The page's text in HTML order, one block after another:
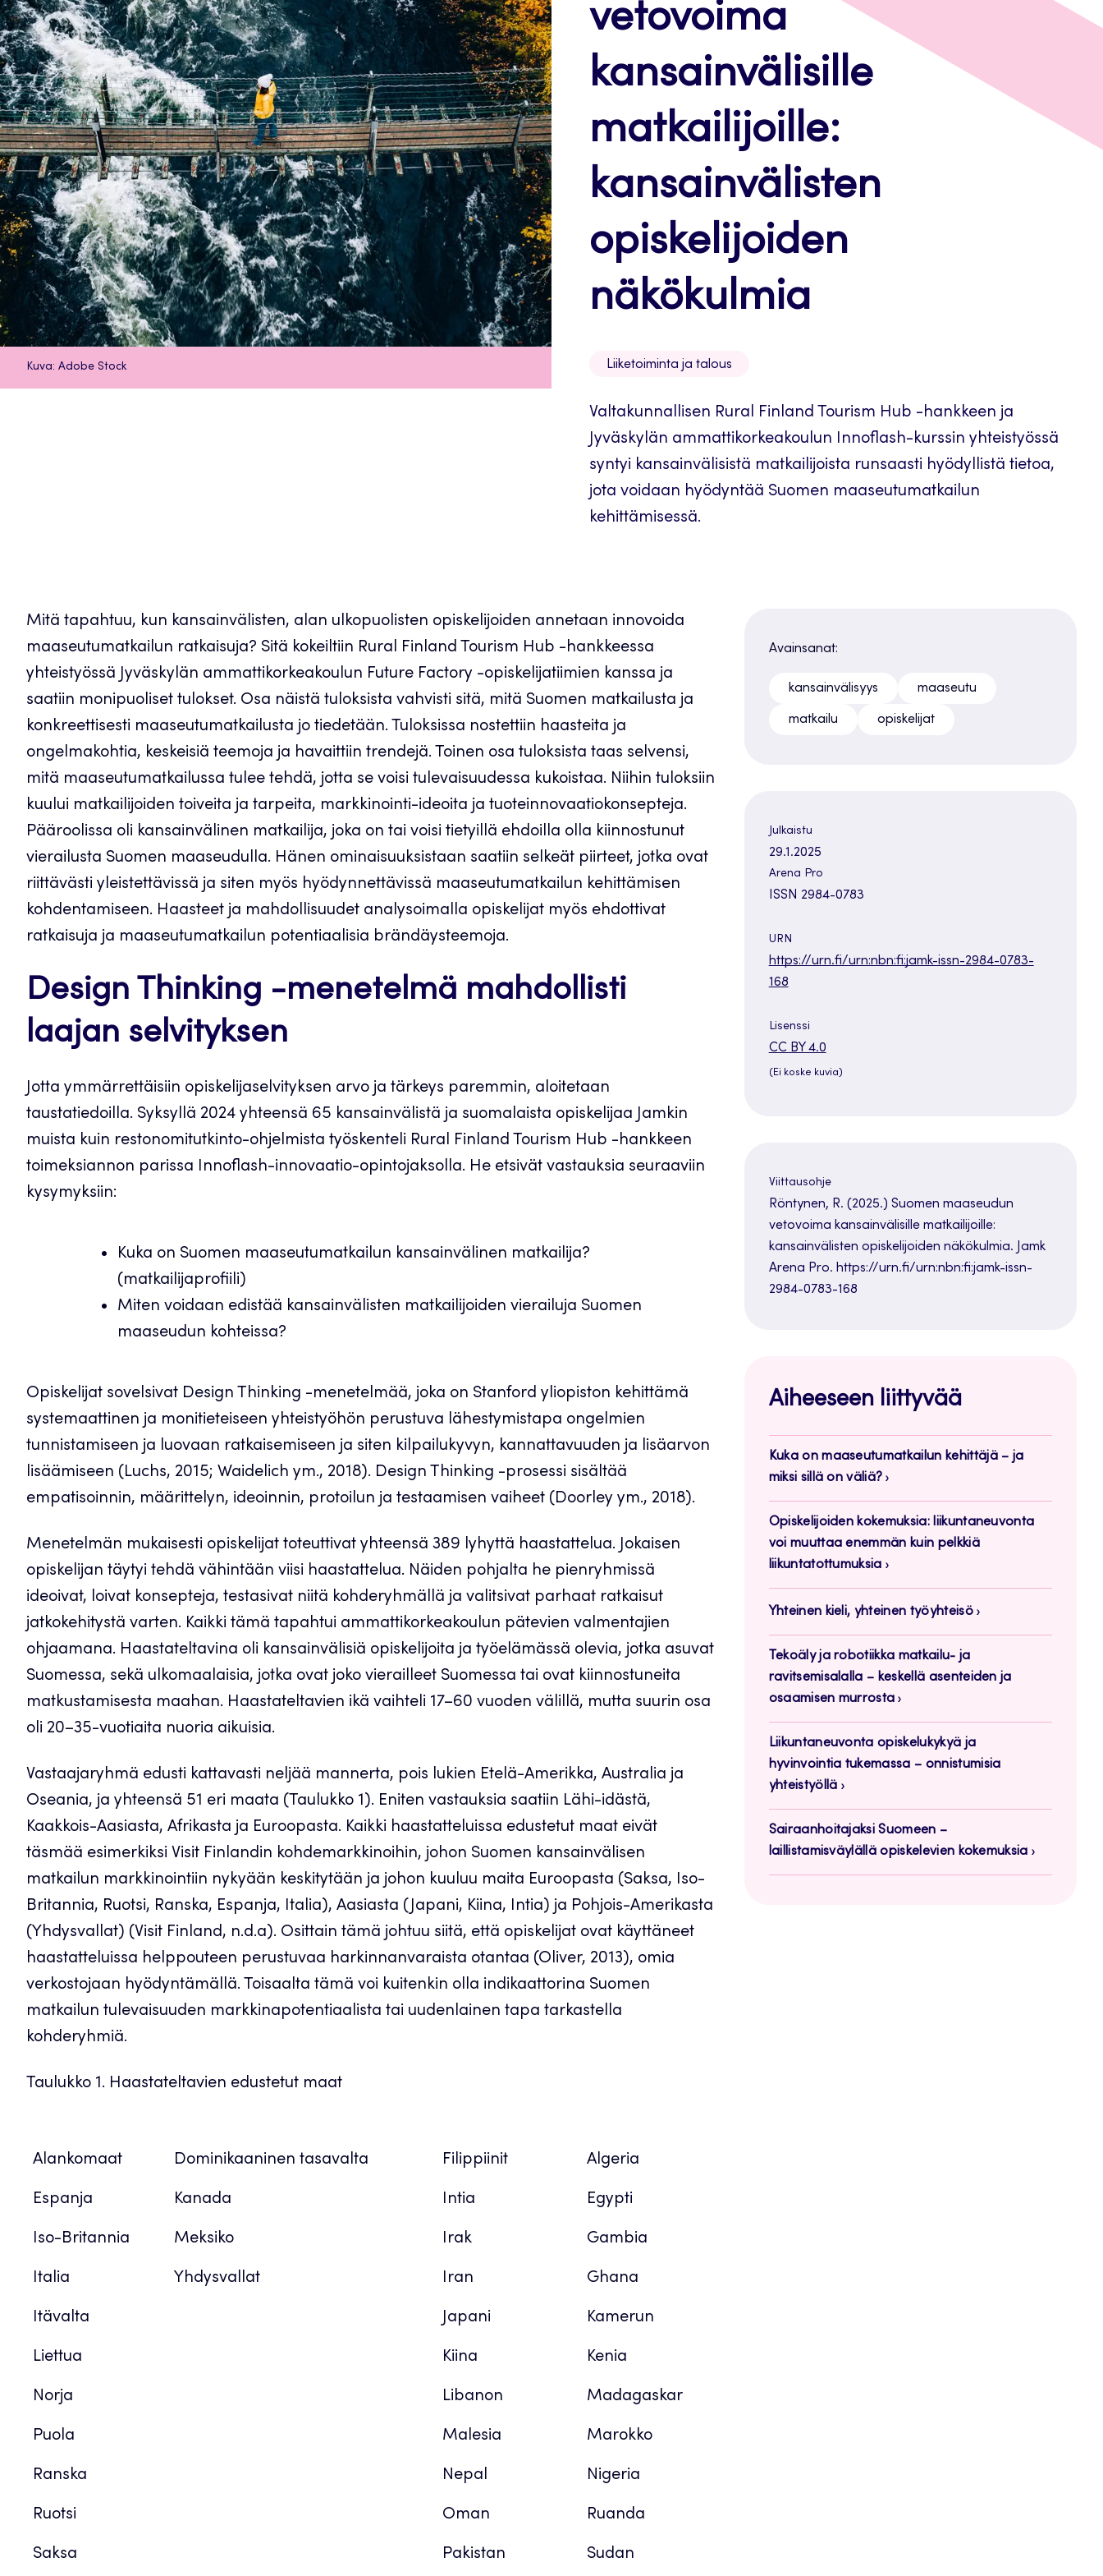
Kuva: Adobe Stock
vetovoima
kansainvälisille
matkailijoille:
kansainvälisten
opiskelijoiden
näkökulmia
Liiketoiminta ja talous
Valtakunnallisen Rural Finland Tourism Hub -hankkeen ja
Jyväskylän ammattikorkeakoulun Innoflash-kurssin yhteistyössä
syntyi kansainvälisistä matkailijoista runsaasti hyödyllistä tietoa,
jota voidaan hyödyntää Suomen maaseutumatkailun
kehittämisessä.
Mitä tapahtuu, kun kansainvälisten, alan ulkopuolisten opiskelijoiden annetaan innovoida
maaseutumatkailun ratkaisuja? Sitä kokeiltiin Rural Finland Tourism Hub -hankkeessa
yhteistyössä Jyväskylän ammattikorkeakoulun Future Factory -opiskelijatiimien kanssa ja
saatiin monipuoliset tulokset. Osa näistä tuloksista vahvisti sitä, mitä Suomen matkailusta ja
konkreettisesti maaseutumatkailusta jo tiedetään. Tuloksissa nostettiin haasteita ja
ongelmakohtia, keskeisiä teemoja ja havaittiin trendejä. Toinen osa tuloksista taas selvensi,
mitä maaseutumatkailussa tulee tehdä, jotta se voisi tulevaisuudessa kukoistaa. Niihin tuloksiin
kuului matkailijoiden toiveita ja tarpeita, markkinointi-ideoita ja tuoteinnovaatiokonsepteja.
Pääroolissa oli kansainvälinen matkailija, joka on tai voisi tietyillä ehdoilla olla kiinnostunut
vierailusta Suomen maaseudulla. Hänen ominaisuuksistaan saatiin selkeät piirteet, jotka ovat
riittävästi yleistettävissä ja siten myös hyödynnettävissä maaseutumatkailun kehittämisen
kohdentamiseen. Haasteet ja mahdollisuudet analysoimalla opiskelijat myös ehdottivat
ratkaisuja ja maaseutumatkailun potentiaalisia brändäysteemoja.
Design Thinking -menetelmä mahdollisti
laajan selvityksen
Jotta ymmärrettäisiin opiskelijaselvityksen arvo ja tärkeys paremmin, aloitetaan
taustatiedoilla. Syksyllä 2024 yhteensä 65 kansainvälistä ja suomalaista opiskelijaa Jamkin
muista kuin restonomitutkinto-ohjelmista työskenteli Rural Finland Tourism Hub -hankkeen
toimeksiannon parissa Innoflash-innovaatio-opintojaksolla. He etsivät vastauksia seuraaviin
kysymyksiin:
Kuka on Suomen maaseutumatkailun kansainvälinen matkailija?
(matkailijaprofiili)
Miten voidaan edistää kansainvälisten matkailijoiden vierailuja Suomen
maaseudun kohteissa?
Opiskelijat sovelsivat Design Thinking -menetelmää, joka on Stanford yliopiston kehittämä
systemaattinen ja monitieteiseen yhteistyöhön perustuva lähestymistapa ongelmien
tunnistamiseen ja luovaan ratkaisemiseen ja siten kilpailukyvyn, kannattavuuden ja lisäarvon
lisäämiseen (Luchs, 2015; Waidelich ym., 2018). Design Thinking -prosessi sisältää
empatisoinnin, määrittelyn, ideoinnin, protoilun ja testaamisen vaiheet (Doorley ym., 2018).
Menetelmän mukaisesti opiskelijat toteuttivat yhteensä 389 lyhyttä haastattelua. Jokaisen
opiskelijan täytyi tehdä vähintään viisi haastattelua. Näiden pohjalta he pienryhmissä
ideoivat, loivat konsepteja, testasivat niitä kohderyhmällä ja valitsivat parhaat ratkaisut
jatkokehitystä varten. Kaikki tämä tapahtui ammattikorkeakoulun pätevien valmentajien
ohjaamana. Haastateltavina oli kansainvälisiä opiskelijoita ja työelämässä olevia, jotka asuvat
Suomessa, sekä ulkomaalaisia, jotka ovat joko vierailleet Suomessa tai ovat kiinnostuneita
matkustamisesta maahan. Haastateltavien ikä vaihteli 17–60 vuoden välillä, mutta suurin osa
oli 20–35-vuotiaita nuoria aikuisia.
Vastaajaryhmä edusti kattavasti neljää mannerta, pois lukien Etelä-Amerikka, Australia ja
Oseania, ja yhteensä 51 eri maata (Taulukko 1). Eniten vastauksia saatiin Lähi-idästä,
Kaakkois-Aasiasta, Afrikasta ja Euroopasta. Kaikki haastatteluissa edustetut maat eivät
täsmää esimerkiksi Visit Finlandin kohdemarkkinoihin, johon Suomen kansainvälisen
matkailun markkinointiin nykyään keskitytään ja johon kuuluu maita Euroopasta (Saksa, Iso-
Britannia, Ruotsi, Ranska, Espanja, Italia), Aasiasta (Japani, Kiina, Intia) ja Pohjois-Amerikasta
(Yhdysvallat) (Visit Finland, n.d.a). Osittain tämä johtuu siitä, että opiskelijat ovat käyttäneet
haastatteluissa helppouteen perustuvaa harkinnanvaraista otantaa (Oliver, 2013), omia
verkostojaan hyödyntämällä. Toisaalta tämä voi kuitenkin olla indikaattorina Suomen
matkailun tulevaisuuden markkinapotentiaalista tai uudenlainen tapa tarkastella
kohderyhmiä.
Taulukko 1. Haastateltavien edustetut maat
Alankomaat Dominikaaninen tasavalta Filippiinit Algeria
Espanja Kanada Intia Egypti
Iso-Britannia Meksiko Irak Gambia
Italia Yhdysvallat Iran Ghana
Itävalta Japani Kamerun
Liettua Kiina Kenia
Norja Libanon Madagaskar
Puola Malesia Marokko
Ranska Nepal Nigeria
Ruotsi Oman Ruanda
Saksa Pakistan Sudan
Avainsanat:
kansainvälisyys maaseutu
matkailu opiskelijat
Julkaistu
29.1.2025
Arena Pro
ISSN 2984-0783
URN
https://urn.fi/urn:nbn:fi:jamk-issn-2984-0783-
168
Lisenssi
CC BY 4.0Avautuu
uuteen
(Ei koske kuvia)
Viittausohje
Röntynen, R. (2025.) Suomen maaseudun
vetovoima kansainvälisille matkailijoille:
kansainvälisten opiskelijoiden näkökulmia. Jamk
Arena Pro. https://urn.fi/urn:nbn:fi:jamk-issn-
2984-0783-168
Aiheeseen liittyvää
Kuka on maaseutumatkailun kehittäjä – ja
miksi sillä on väliä?
Opiskelijoiden kokemuksia: liikuntaneuvonta
voi muuttaa enemmän kuin pelkkiä
liikuntatottumuksia
Yhteinen kieli, yhteinen työyhteisö
Tekoäly ja robotiikka matkailu- ja
ravitsemisalalla – keskellä asenteiden ja
osaamisen murrosta
Liikuntaneuvonta opiskelukykyä ja
hyvinvointia tukemassa – onnistumisia
yhteistyöllä
Sairaanhoitajaksi Suomeen –
laillistamisväylällä opiskelevien kokemuksia